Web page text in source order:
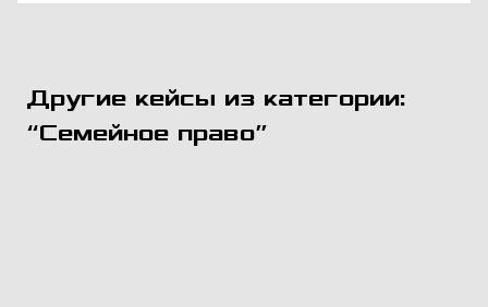
Другие кейсы из категории:
“Семейное право”